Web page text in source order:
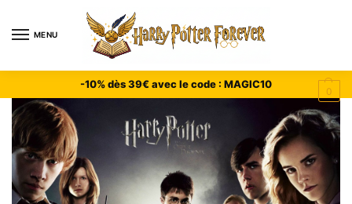
MENU
0
-10% dès 39€ avec le code : MAGIC10